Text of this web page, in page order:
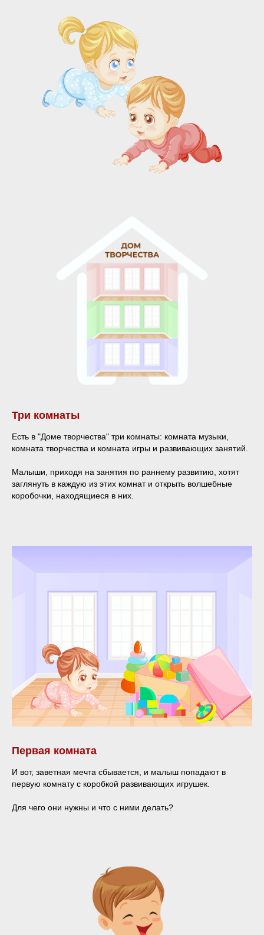
Три комнаты
Есть в "Доме творчества" три комнаты: комната музыки,
комната творчества и комната игры и развивающих занятий.
Малыши, приходя на занятия по раннему развитию, хотят
заглянуть в каждую из этих комнат и открыть волшебные
коробочки, находящиеся в них.
Первая комната
И вот, заветная мечта сбывается, и малыш попадают в
первую комнату с коробкой развивающих игрушек.
Для чего они нужны и что с ними делать?